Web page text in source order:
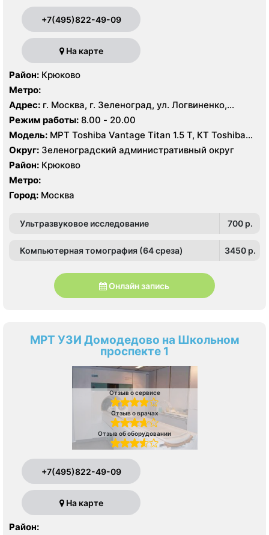
+7(495)822-49-09
На карте
Район: Крюково
Метро:
Адрес: г. Москва, г. Зеленоград, ул. Логвиненко,
корпус 1514
Режим работы: 8.00 - 20.00
Модель: МРТ Toshiba Vantage Titan 1.5 Т, КТ Toshiba
Aquilion Prime CXL 32 среза, УЗИ Toshiba Aplio 500
Округ: Зеленоградский административный округ
Район: Крюково
Метро:
Город: Москва
Ультразвуковое исследование 700 p.
Компьютерная томография (64 среза) 3450 p.
Онлайн запись
МРТ УЗИ Домодедово на Школьном
проспекте 1
Отзыв о сервисе
Отзыв о врачах
Отзыв об оборудовании
+7(495)822-49-09
На карте
Район: